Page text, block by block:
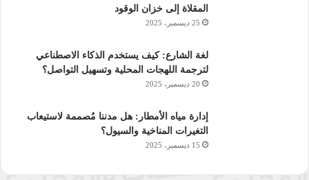
المقلاة إلى خزان الوقود
25 ديسمبر، 2025
لغة الشارع: كيف يستخدم الذكاء الاصطناعي
لترجمة اللهجات المحلية وتسهيل التواصل؟
20 ديسمبر، 2025
إدارة مياه الأمطار: هل مدننا مُصممة لاستيعاب
التغيرات المناخية والسيول؟
15 ديسمبر، 2025